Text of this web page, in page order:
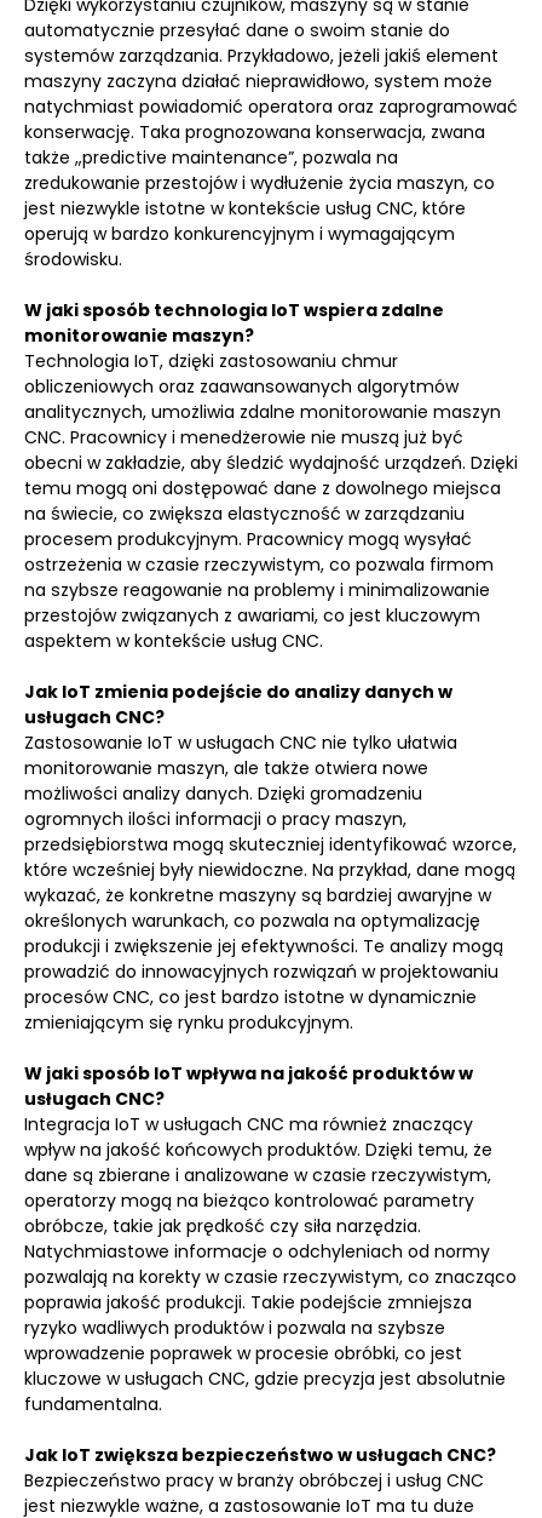
Dzięki wykorzystaniu czujników, maszyny są w stanie
automatycznie przesyłać dane o swoim stanie do
systemów zarządzania. Przykładowo, jeżeli jakiś element
maszyny zaczyna działać nieprawidłowo, system może
natychmiast powiadomić operatora oraz zaprogramować
konserwację. Taka prognozowana konserwacja, zwana
także „predictive maintenance”, pozwala na
zredukowanie przestojów i wydłużenie życia maszyn, co
jest niezwykle istotne w kontekście usług CNC, które
operują w bardzo konkurencyjnym i wymagającym
środowisku.
W jaki sposób technologia IoT wspiera zdalne
monitorowanie maszyn?
Technologia IoT, dzięki zastosowaniu chmur
obliczeniowych oraz zaawansowanych algorytmów
analitycznych, umożliwia zdalne monitorowanie maszyn
CNC. Pracownicy i menedżerowie nie muszą już być
obecni w zakładzie, aby śledzić wydajność urządzeń. Dzięki
temu mogą oni dostępować dane z dowolnego miejsca
na świecie, co zwiększa elastyczność w zarządzaniu
procesem produkcyjnym. Pracownicy mogą wysyłać
ostrzeżenia w czasie rzeczywistym, co pozwala firmom
na szybsze reagowanie na problemy i minimalizowanie
przestojów związanych z awariami, co jest kluczowym
aspektem w kontekście usług CNC.
Jak IoT zmienia podejście do analizy danych w
usługach CNC?
Zastosowanie IoT w usługach CNC nie tylko ułatwia
monitorowanie maszyn, ale także otwiera nowe
możliwości analizy danych. Dzięki gromadzeniu
ogromnych ilości informacji o pracy maszyn,
przedsiębiorstwa mogą skuteczniej identyfikować wzorce,
które wcześniej były niewidoczne. Na przykład, dane mogą
wykazać, że konkretne maszyny są bardziej awaryjne w
określonych warunkach, co pozwala na optymalizację
produkcji i zwiększenie jej efektywności. Te analizy mogą
prowadzić do innowacyjnych rozwiązań w projektowaniu
procesów CNC, co jest bardzo istotne w dynamicznie
zmieniającym się rynku produkcyjnym.
W jaki sposób IoT wpływa na jakość produktów w
usługach CNC?
Integracja IoT w usługach CNC ma również znaczący
wpływ na jakość końcowych produktów. Dzięki temu, że
dane są zbierane i analizowane w czasie rzeczywistym,
operatorzy mogą na bieżąco kontrolować parametry
obróbcze, takie jak prędkość czy siła narzędzia.
Natychmiastowe informacje o odchyleniach od normy
pozwalają na korekty w czasie rzeczywistym, co znacząco
poprawia jakość produkcji. Takie podejście zmniejsza
ryzyko wadliwych produktów i pozwala na szybsze
wprowadzenie poprawek w procesie obróbki, co jest
kluczowe w usługach CNC, gdzie precyzja jest absolutnie
fundamentalna.
Jak IoT zwiększa bezpieczeństwo w usługach CNC?
Bezpieczeństwo pracy w branży obróbczej i usług CNC
jest niezwykle ważne, a zastosowanie IoT ma tu duże